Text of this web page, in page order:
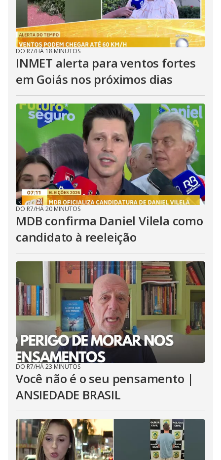
DO R7/HÁ 18 MINUTOS
INMET alerta para ventos fortes
em Goiás nos próximos dias
DO R7/HÁ 20 MINUTOS
MDB confirma Daniel Vilela como
candidato à reeleição
DO R7/HÁ 23 MINUTOS
Você não é o seu pensamento |
ANSIEDADE BRASIL